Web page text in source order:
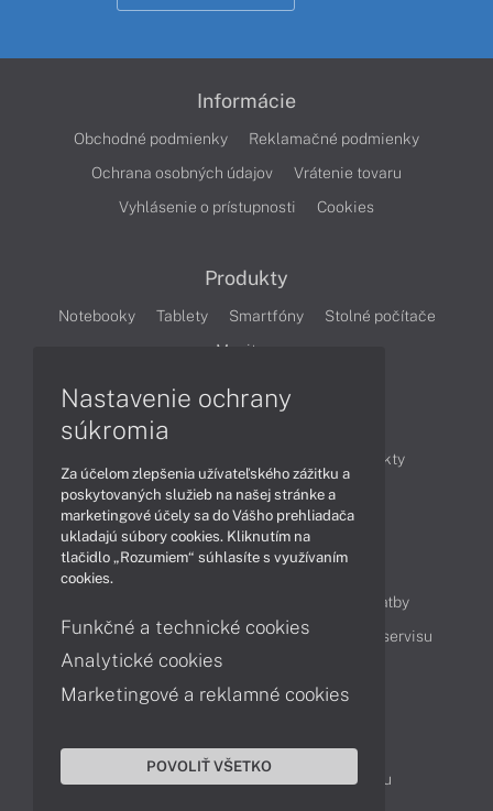
Informácie
Obchodné podmienky
Reklamačné podmienky
Ochrana osobných údajov
Vrátenie tovaru
Vyhlásenie o prístupnosti
Cookies
Produkty
Notebooky Tablety Smartfóny
Stolné počítače
Monitory
Produkty
Technológie
Videá
Obsah
Možnosti doručenia a platby
Podpora a servis
Servisné služby Cenník servisu
Kontakty
043 4224 771
Obchodné oddelenie
Reklamácia tovaru
Nastavenie ochrany
súkromia
Za účelom zlepšenia užívateľského zážitku a
poskytovaných služieb na našej stránke a
marketingové účely sa do Vášho prehliadača
ukladajú súbory cookies. Kliknutím na
tlačidlo „Rozumiem“ súhlasíte s využívaním
cookies.
Funkčné a technické cookies
Analytické cookies
Marketingové a reklamné cookies
POVOLIŤ VŠETKO